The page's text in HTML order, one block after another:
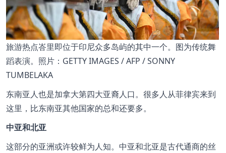
旅游热点峇里即位于印尼众多岛屿的其中一个。图为传统舞
蹈表演。照片：GETTY IMAGES / AFP / SONNY
TUMBELAKA
东南亚人也是加拿大第四大亚裔人口。很多人从菲律宾来到
这里，比东南亚其他国家的总和还要多。
中亚和北亚
这部分的亚洲或许较鲜为人知。中亚和北亚是古代通商的丝